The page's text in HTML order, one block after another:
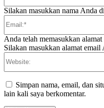
Silakan masukkan nama Anda
Anda telah memasukkan
Silakan masukkan alamat email
Simpan nama, email, dan
lain kali saya berkomentar.